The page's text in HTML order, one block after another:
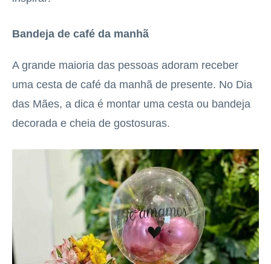
Bandeja de café da manhã
A grande maioria das pessoas adoram receber
uma cesta de café da manhã de presente. No Dia
das Mães, a dica é montar uma cesta ou bandeja
decorada e cheia de gostosuras.